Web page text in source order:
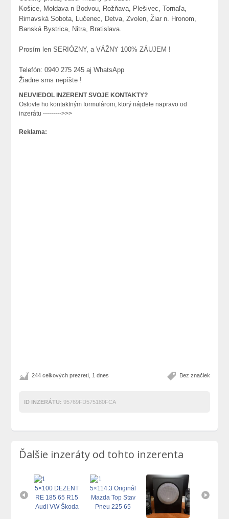
Košice, Moldava n Bodvou, Rožňava, Plešivec, Tornaľa,
Rimavská Sobota, Lučenec, Detva, Zvolen, Žiar n. Hronom,
Banská Bystrica, Nitra, Bratislava.
Prosím len SERIÓZNY, a VÁŽNY 100% ZÁUJEM !
Telefón: 0940 275 245 aj WhatsApp
Žiadne sms nepíšte !
NEUVIEDOL INZERENT SVOJE KONTAKTY?
Oslovte ho kontaktným formulárom, ktorý nájdete napravo od
inzerátu --------->>>
Reklama:
Bez značiek
244 celkových prezretí, 1 dnes
ID INZERÁTU: 95769FD575180FCA
Ďalšie inzeráty od tohto inzerenta
Stena
5×100 DEZENT
RE 185 65 R15
Audi VW Škoda
5×114.3 Originál
Mazda Top Stav
Pneu 225 65
Stojan